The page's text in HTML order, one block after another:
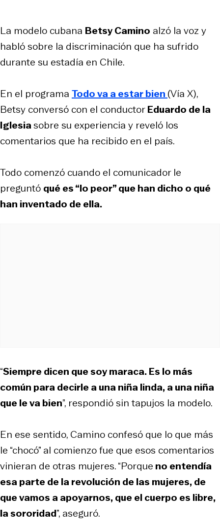
La modelo cubana Betsy Camino alzó la voz y
habló sobre la discriminación que ha sufrido
durante su estadía en Chile.
En el programa Todo va a estar bien (Vía X),
Betsy conversó con el conductorEduardo de la
Iglesiasobre su experiencia y reveló los
comentarios que ha recibido en el país.
Todo comenzó cuando el comunicador le
preguntó qué es “lo peor” que han dicho o qué
han inventado de ella.
“Siempre dicen que soy maraca. Es lo más
común para decirle a una niña linda, a una niña
que le va bien”, respondió sin tapujos la modelo.
En ese sentido, Camino confesó que lo que más
le “chocó” al comienzo fue que esos comentarios
vinieran de otras mujeres. “Porque no entendía
esa parte de la revolución de las mujeres, de
que vamos a apoyarnos, que el cuerpo es libre,
la sororidad”, aseguró.